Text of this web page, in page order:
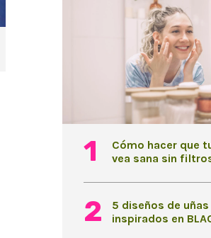
Cómo hacer que
vea sana sin
5 diseños de uñas
inspirados en